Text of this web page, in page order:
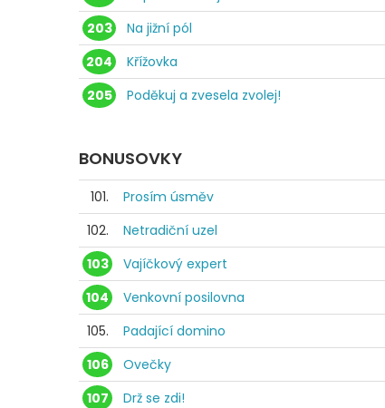
203
Na jižní pól
204
Křížovka
205
Poděkuj a zvesela zvolej!
BONUSOVKY
101. Prosím úsměv
102.
Netradiční uzel
103
Vajíčkový expert
104
Venkovní posilovna
105.
Padající domino
106
Ovečky
107
Drž se zdi!